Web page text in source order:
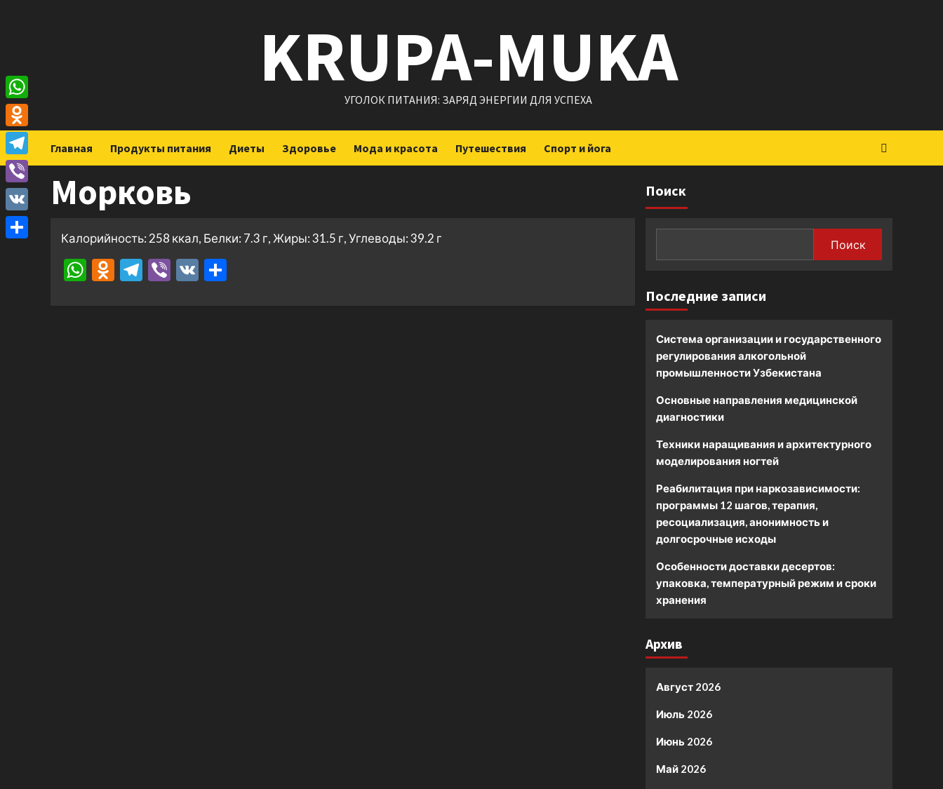
KRUPA-MUKA
УГОЛОК ПИТАНИЯ: ЗАРЯД ЭНЕРГИИ ДЛЯ УСПЕХА
Главная Продукты питания Диеты Здоровье Мода и красота Путешествия Спорт и йога
Морковь
Калорийность: 258 ккал, Белки: 7.3 г, Жиры: 31.5 г, Углеводы: 39.2 г
WhatsApp
Odnoklassniki
Telegram
Viber
VK
Поиск
Поиск
Последние записи
Система организации и государственного
регулирования алкогольной
промышленности Узбекистана
Основные направления медицинской
диагностики
Техники наращивания и архитектурного
моделирования ногтей
Реабилитация при наркозависимости:
программы 12 шагов, терапия,
ресоциализация, анонимность и
долгосрочные исходы
Особенности доставки десертов:
упаковка, температурный режим и сроки
хранения
Архив
Август 2026
Июль 2026
Июнь 2026
Май 2026
WhatsApp
Odnoklassniki
Telegram
Viber
VK